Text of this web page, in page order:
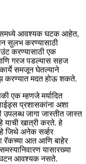
आवश्यक घटक आहेत,
सुलभ करण्यासाठी
करण्यासाठी एक
गरज पडल्यास सहज
समजून घेतल्याने
करण्यात मदत होऊ शकते.
एक म्हणजे मर्यादित
प्रशासकांना अशा
उपलब्ध जागा जास्तीत जास्त
खात्री करते. हे
जिथे अनेक सर्व्हर
आत आणि बाहेर
यासारख्या
आवश्यक नसते.